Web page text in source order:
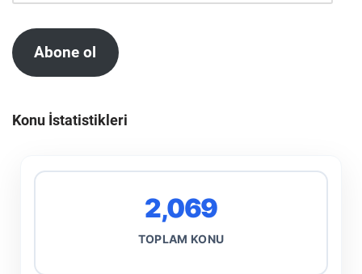
Abone ol
Konu İstatistikleri
2,069
TOPLAM KONU